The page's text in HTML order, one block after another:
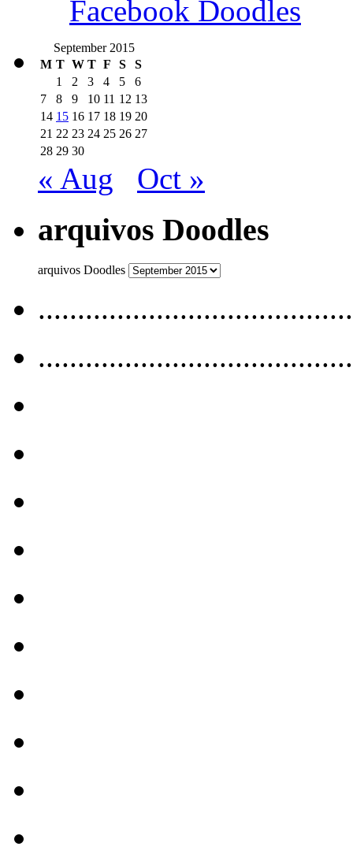
Facebook Doodles
September 2015
M T W T F S
S
1
2 3 4 5
6
7
8 9 10 11 12 13
14 15 16 17 18 19 20
21 22 23 24 25 26 27
28 29 30
« Aug Oct »
arquivos Doodles
arquivos Doodles